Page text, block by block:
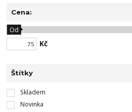
Cena:
Kč
Od
Štítky
Skladem
Novinka